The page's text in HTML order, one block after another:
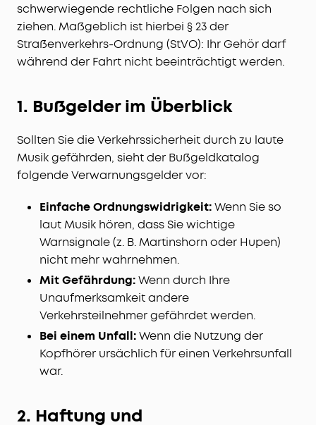
schwerwiegende rechtliche Folgen nach sich
ziehen. Maßgeblich ist hierbei § 23 der
Straßenverkehrs-Ordnung (StVO): Ihr Gehör darf
während der Fahrt nicht beeinträchtigt werden.
1. Bußgelder im Überblick
Sollten Sie die Verkehrssicherheit durch zu laute
Musik gefährden, sieht der Bußgeldkatalog
folgende Verwarnungsgelder vor:
Einfache Ordnungswidrigkeit:Wenn Sie so
laut Musik hören, dass Sie wichtige
Warnsignale (z. B. Martinshorn oder Hupen)
nicht mehr wahrnehmen.
Mit Gefährdung:Wenn durch Ihre
Unaufmerksamkeit andere
Verkehrsteilnehmer gefährdet werden.
Bei einem Unfall:Wenn die Nutzung der
Kopfhörer ursächlich für einen Verkehrsunfall
war.
2. Haftung und